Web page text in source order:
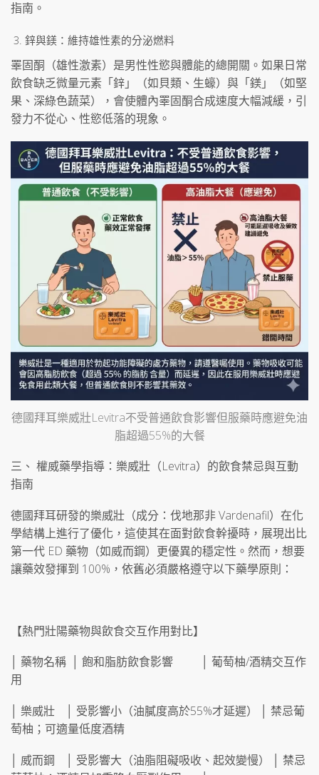
指南。
鋅與鎂：維持雄性素的分泌燃料
睪固酮（雄性激素）是男性性慾與體能的總開關。如果日常
飲食缺乏微量元素「鋅」（如貝類、生蠔）與「鎂」（如堅
果、深綠色蔬菜），會使體內睪固酮合成速度大幅減緩，引
發力不從心、性慾低落的現象。
德國拜耳樂威壯Levitra不受普通飲食影響但服藥時應避免油
脂超過55%的大餐
三、 權威藥學指導：樂威壯（Levitra）的飲食禁忌與互動
指南
德國拜耳研發的樂威壯（成分：伐地那非 Vardenafil）在化
學結構上進行了優化，這使其在面對飲食幹擾時，展現出比
第一代 ED 藥物（如威而鋼）更優異的穩定性。然而，想要
讓藥效發揮到 100%，依舊必須嚴格遵守以下藥學原則：
【熱門壯陽藥物與飲食交互作用對比】
│ 藥物名稱 │ 飽和脂肪飲食影響 │ 葡萄柚/酒精交互作
用
│ 樂威壯 │ 受影響小（油膩度高於55%才延遲） │ 禁忌葡
萄柚；可適量低度酒精
│ 威而鋼 │ 受影響大（油脂阻礙吸收、起效變慢） │ 禁忌